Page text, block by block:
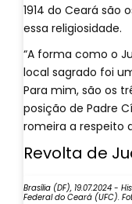
1914 do Ceará
essa religiosidade.
“A forma como o
local sagrado foi
Para mim, são os
posição de Padre
romeira a respeito
Revolta de
Brasília (DF), 19.07.2024 -
Federal do Ceará (UFC).